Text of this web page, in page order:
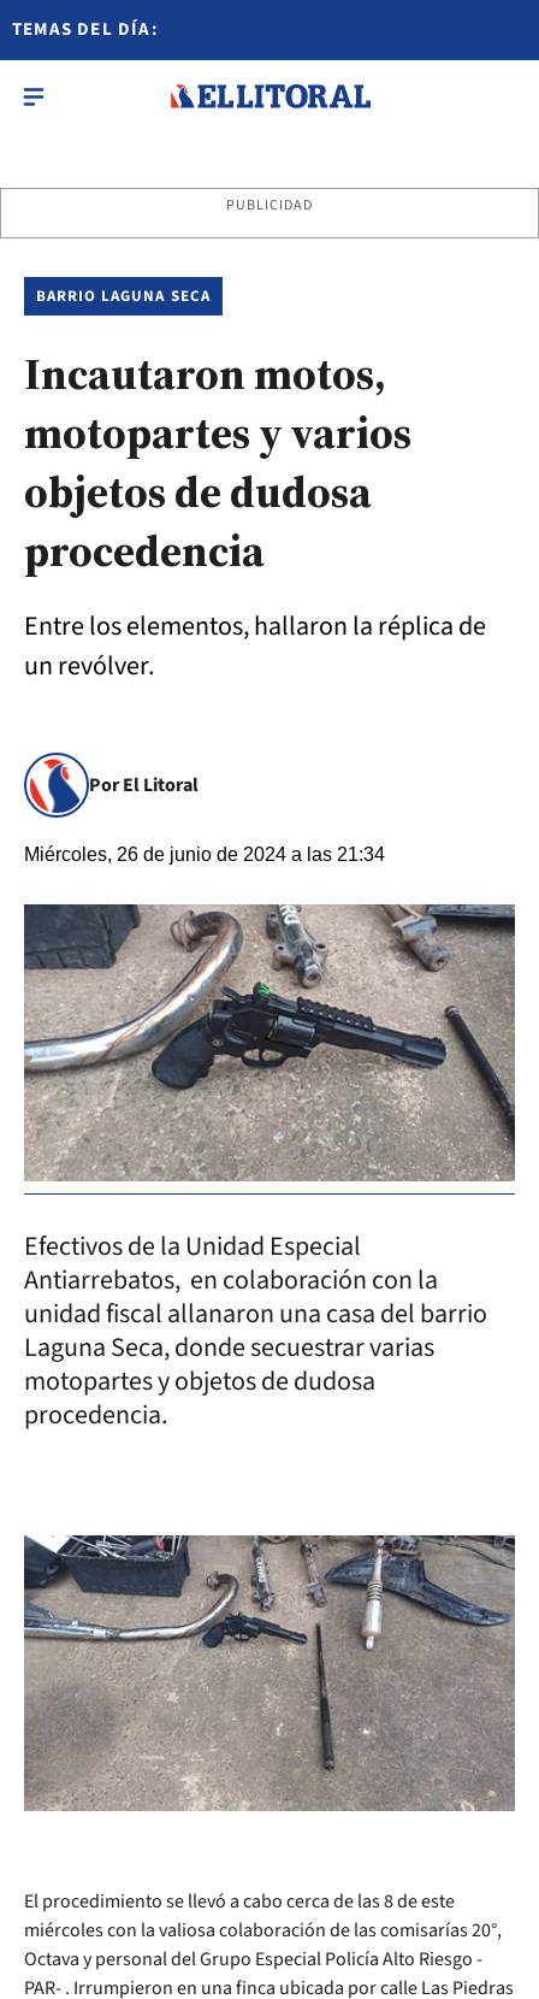
TEMAS DEL DÍA:
PUBLICIDAD
BARRIO LAGUNA SECA
Incautaron motos,
motopartes y varios
objetos de dudosa
procedencia
Entre los elementos, hallaron la réplica de
un revólver.
Por El Litoral
Miércoles, 26 de junio de 2024 a las 21:34
Efectivos de la Unidad Especial
Antiarrebatos, en colaboración con la
unidad fiscal allanaron una casa del barrio
Laguna Seca, donde secuestrar varias
motopartes y objetos de dudosa
procedencia.
El procedimiento se llevó a cabo cerca de las 8 de este
miércoles con la valiosa colaboración de las comisarías 20°,
Octava y personal del Grupo Especial Policía Alto Riesgo -
PAR- . Irrumpieron en una finca ubicada por calle Las Piedras